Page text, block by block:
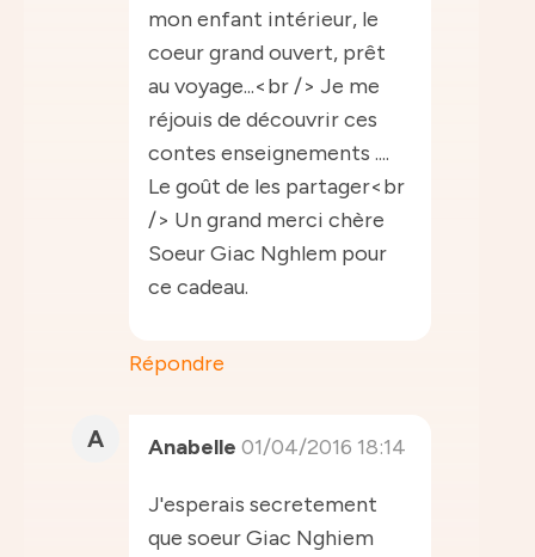
mon enfant intérieur, le
coeur grand ouvert, prêt
au voyage...<br /> Je me
réjouis de découvrir ces
contes enseignements ....
Le goût de les partager<br
/> Un grand merci chère
Soeur Giac Nghlem pour
ce cadeau.
Répondre
A Anabelle 01/04/2016 18:14
J'esperais secretement
que soeur Giac Nghiem